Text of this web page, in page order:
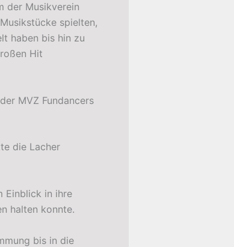
der Musikverein
spielten,
haben bis hin zu
Hit
MVZ Fundancers
die Lacher
Einblick in ihre
halten konnte.
bis in die